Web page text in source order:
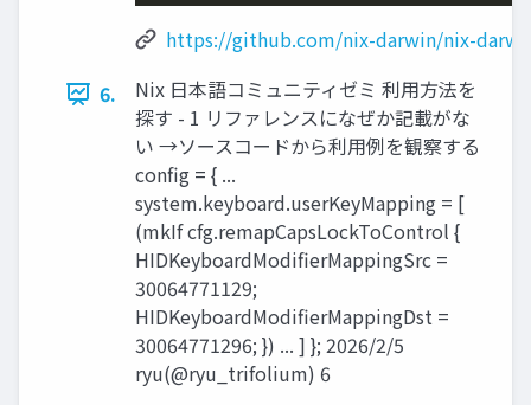
https://github.com/nix-darwin/nix-
6.
Nix 日本語コミュニティゼミ 利用方法を
探す - 1 リファレンスになぜか記載がな
い →ソースコードから利用例を観察する
config = { ...
system.keyboard.userKeyMapping = [
(mkIf cfg.remapCapsLockToControl {
HIDKeyboardModifierMappingSrc =
30064771129;
HIDKeyboardModifierMappingDst =
30064771296; }) ... ] }; 2026/2/5
ryu(@ryu_trifolium) 6